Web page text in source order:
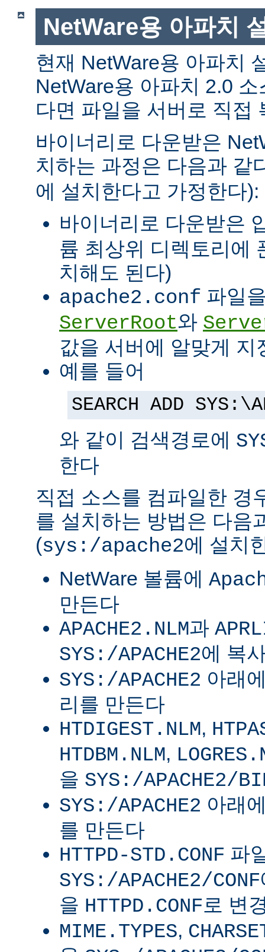
NetWare용 아파치
현재 NetWare용 아파치
NetWare용 아파치 2.0
다면 파일을 서버로 직접
바이너리로 다운받은
치하는 과정은 다음과 같
에 설치한다고 가정한다):
바이너리로 다운받은
륨 최상위 디렉토리에
치해도 된다)
apache2.conf 파일
ServerRoot와
값을 서버에 알맞게 지
예를 들어
SEARCH ADD
와 같이 검색경로에
한다
직접 소스를 컴파일한 경
를 설치하는 방법은 다음
(sys:/apache2에 설치
NetWare 볼륨에
만든다
APACHE2.NLM과
SYS:/APACHE2에 복
SYS:/APACHE2 아래
리를 만든다
HTDIGEST.NLM,
HTDBM.NLM,
을 SYS:/APACHE2/
SYS:/APACHE2 아래
를 만든다
HTTPD-STD.CONF 파
SYS:/APACHE2/CONF
을 HTTPD.CONF 로 변
MIME.TYPES,